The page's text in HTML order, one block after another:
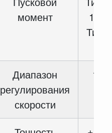
момент
150
Тип
Диапазон
регулирования
скорости